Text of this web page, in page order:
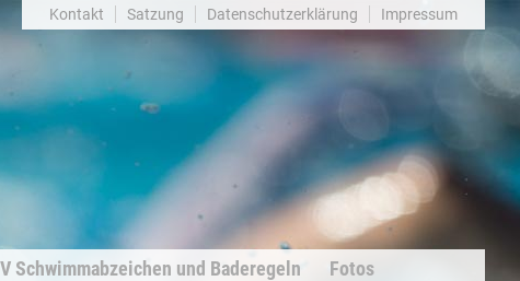
Kontakt Satzung Datenschutzerklärung Impressum
Schwimmabzeichen und Baderegeln Fotos